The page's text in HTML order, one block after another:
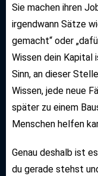
Sie machen ihren
irgendwann Sätze
gemacht“ oder
Wissen dein Kapital
Sinn, an dieser
Wissen, jede neue
später zu einem
Menschen helfen
Genau deshalb ist
du gerade stehst